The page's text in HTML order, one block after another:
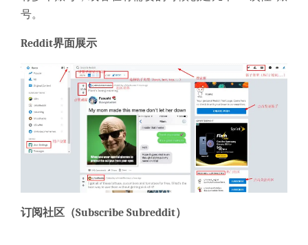
号。
Reddit界面展示
订阅社区（Subscribe Subreddit）